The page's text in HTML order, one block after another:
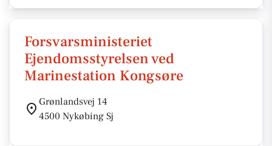
Forsvarsministeriet
Ejendomsstyrelsen ved
Marinestation Kongsøre
Grønlandsvej 14
4500 Nykøbing Sj